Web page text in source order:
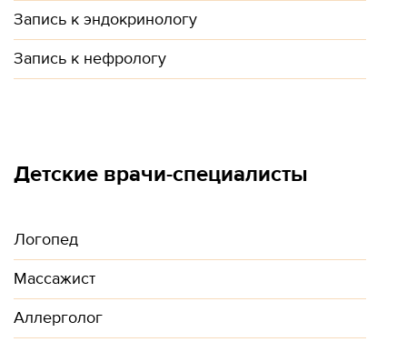
Запись к эндокринологу
Запись к нефрологу
Детские врачи-специалисты
Логопед
Массажист
Аллерголог